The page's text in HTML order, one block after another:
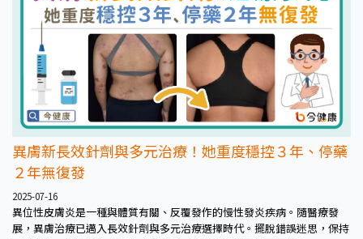
異膚新長效針劑與多元治療！她重度穩控３年、停藥
２年無復發
2025-07-16
異位性皮膚炎是一種與體質有關、反覆發作的慢性發炎疾病。隨醫療發
展，異膚治療已邁入長效針劑與多元治療選擇時代。擺脫錯誤迷思，保持